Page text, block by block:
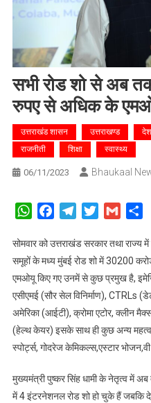
सभी रोड शो से अब
रुपए से अधिक के
उत्तराखंड शासन उत्तराखण्ड देश
राजनीती
शिक्षा स्वास्थ्य
06/11/2023 Bhaukaal
WhatsAppFacebookTelegramTwitterGmail
सोमवार को उत्तराखंड सरकार तथा राज्य में
समूहों के मध्य मुंबई रोड शो में 30200
एमओयू किए गए उनमें से कुछ प्रमुख है,
एसीएमई (सौर सेल विनिर्माण), CTRLs
अमेरिका (आईटी), क्रोमा एटोर, क्लीन
(हेल्थ केयर) इसके साथ ही कुछ अन्य
स्पोर्ट्स, गोदरेज केमिकल्स,एस्टार
मुख्यमंत्री पुष्कर सिंह धामी के नेतृत्व में
में 4 इंटरनेशनल रोड शो हो चुके हैं जबकि